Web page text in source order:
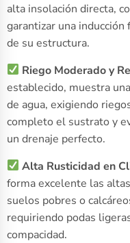
alta insolación directa,
garantizar una
de su estructura.
Riego Moderado y
establecido, muestra
de agua, exigiendo
completo el sustrato y
un drenaje perfecto.
Alta Rusticidad en
forma excelente las
suelos pobres o
requiriendo podas
compacidad.